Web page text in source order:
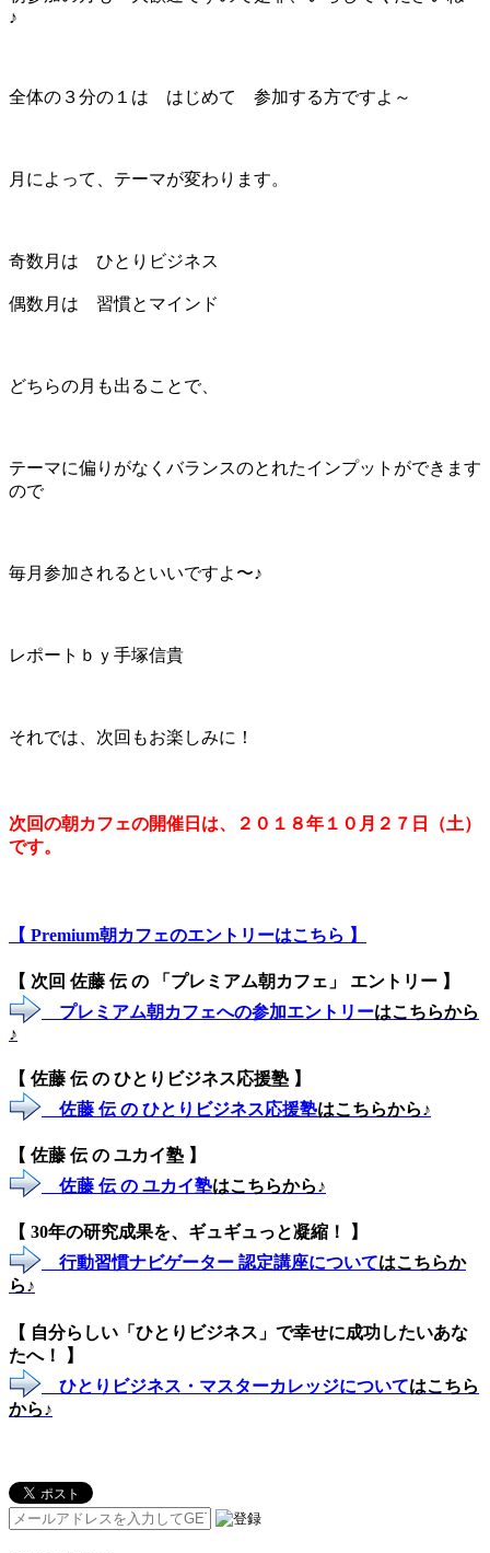
♪
全体の３分の１は はじめて 参加する方ですよ～
月によって、テーマが変わります。
奇数月は ひとりビジネス
偶数月は 習慣とマインド
どちらの月も出ることで、
テーマに偏りがなくバランスのとれたインプットができます
ので
毎月参加されるといいですよ〜♪
レポートｂｙ手塚信貴
それでは、次回もお楽しみに！
次回の朝カフェの開催日は、２０１８年１０月２７日（土）
です。
【 Premium朝カフェのエントリーはこちら 】
【 次回 佐藤 伝 の 「プレミアム朝カフェ」 エントリー 】
プレミアム朝カフェへの参加エントリーはこちらから
♪
【 佐藤 伝 の ひとりビジネス応援塾 】
佐藤 伝 の ひとりビジネス応援塾はこちらから♪
【 佐藤 伝 の ユカイ塾 】
佐藤 伝 の ユカイ塾はこちらから♪
【 30年の研究成果を、ギュギュっと凝縮！ 】
行動習慣ナビゲーター 認定講座についてはこちらか
ら♪
【 自分らしい「ひとりビジネス」で幸せに成功したいあな
たへ！ 】
ひとりビジネス・マスターカレッジについてはこちら
から♪